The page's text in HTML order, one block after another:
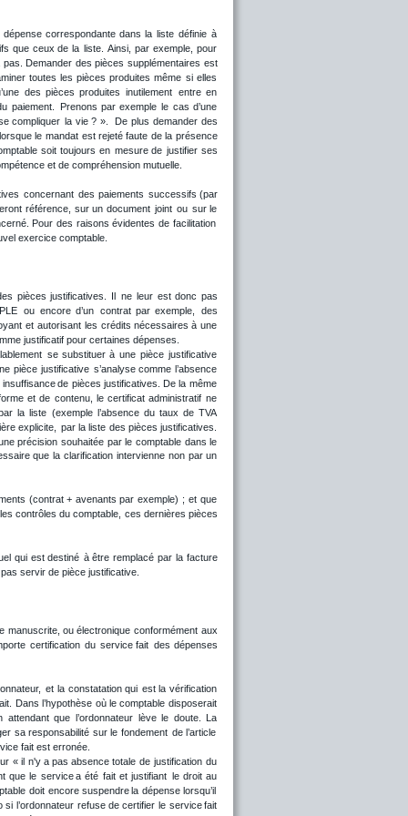
dépense correspondante dans la liste définie à
que ceux de la liste. Ainsi, par exemple,
pour
pas.
Demander des pièces supplémentaires est
toutes les pièces produites même si elles
des pièces produites inutilement entre en
paiement. Prenons par exemple le cas d’une
compliquer la vie ? ». De plus demander des
lorsque le mandat est rejeté faute de la présence
soit toujours en mesure de justifier ses
et de compréhension mutuelle.
concernant des paiements successifs (par
référence, sur un document joint ou sur le
Pour des raisons évidentes de facilitation
exercice comptable.
pièces justificatives. Il ne leur est donc pas
ou encore d’un contrat par exemple,
des
et autorisant les crédits nécessaires à une
justificatif pour certaines dépenses.
se substituer à une pièce justificative
pièce justificative s’analyse comme l’absence
insuffisance de pièces justificatives. De la même
et de contenu, le certificat administratif ne
la liste (exemple l’absence du taux de TVA
explicite, par la liste des pièces justificatives.
précision souhaitée par le comptable dans le
que la clarification intervienne non par un
(contrat + avenants par exemple) ; et que
les contrôles du comptable, ces dernières pièces
qui est destiné à être remplacé par la facture
servir de pièce justificative.
manuscrite, ou électronique conformément aux
certification du service fait des dépenses
et la constatation qui est la vérification
Dans l’hypothèse où le comptable disposerait
attendant que l’ordonnateur lève le doute.
La
sa responsabilité sur le fondement de l’article
fait est erronée.
« il n'y a pas absence totale de justification du
que le service a été fait et justifiant le droit au
doit encore suspendre la dépense lorsqu’il
si l’ordonnateur refuse de certifier le servicefait